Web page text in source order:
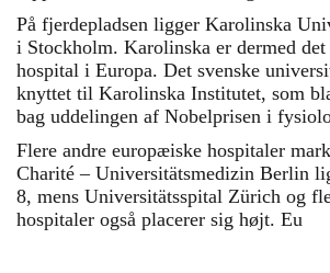
På fjerdepladsen ligger Karolinska
i Stockholm. Karolinska er dermed det
hospital i Europa. Det svenske
knyttet til Karolinska Institutet, som
bag uddelingen af Nobelprisen i
Flere andre europæiske hospitaler
Charité – Universitätsmedizin Berlin
8, mens Universitätsspital Zürich og
hospitaler også placerer sig højt. Eu